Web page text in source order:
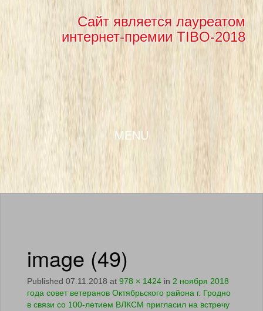
Сайт является лауреатом
интернет-премии TIBO-2018
MENU
SKIP TO CONTENT
image (49)
Published 07.11.2018 at 978 × 1424 in 2 ноября 2018
года совет ветеранов Октябрьского района г. Гродно
в связи со 100-летием ВЛКСМ пригласил на встречу